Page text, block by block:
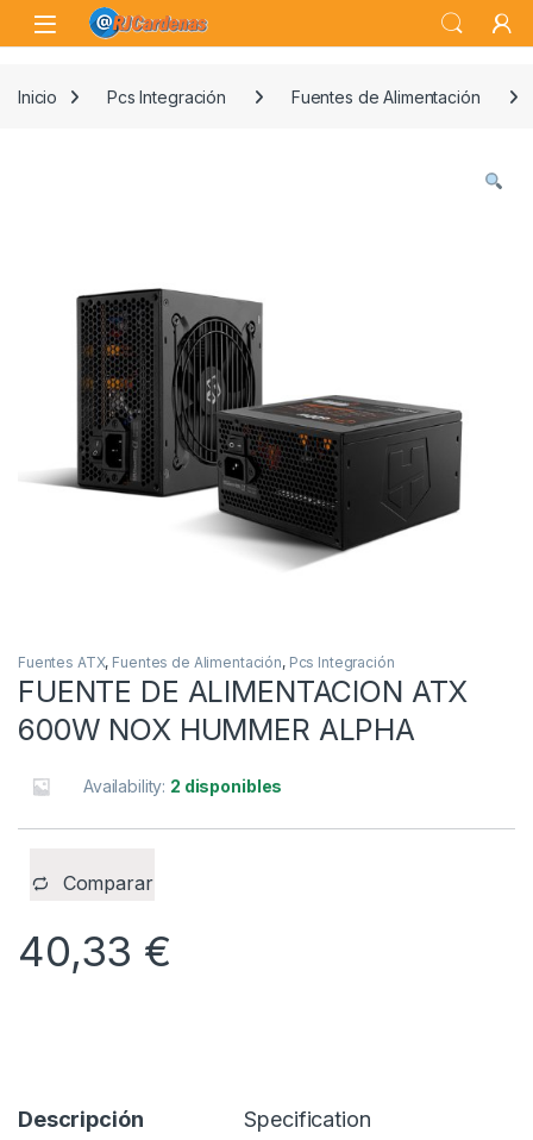
Skip to navigation
Skip to content
Open
Inicio Pcs Integración Fuentes de Alimentación
Fuentes ATX, Fuentes de Alimentación, Pcs Integración
FUENTE DE ALIMENTACION ATX
600W NOX HUMMER ALPHA
Availability: 2 disponibles
Comparar
40,33 €
Descripción Specification